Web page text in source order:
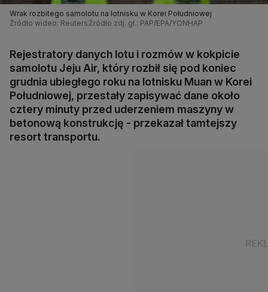
Wrak rozbitego samolotu na lotnisku w Korei Południowej
Źródło wideo: Reuters Źródło zdj. gł.: PAP/EPA/YONHAP
Rejestratory danych lotu i rozmów w kokpicie
samolotu Jeju Air, który rozbił się pod koniec
grudnia ubiegłego roku na lotnisku Muan w Korei
Południowej, przestały zapisywać dane około
cztery minuty przed uderzeniem maszyny w
betonową konstrukcję - przekazał tamtejszy
resort transportu.